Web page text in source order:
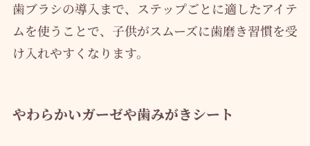
歯ブラシの導入まで、ステップごとに適したアイテ
ムを使うことで、子供がスムーズに歯磨き習慣を受
け入れやすくなります。
やわらかいガーゼや歯みがきシート